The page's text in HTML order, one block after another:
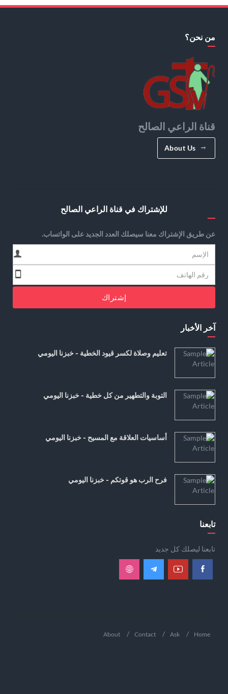
من نحن؟
قناة الراعي الصالح
About Us
للإشتراك في قناة الراعي الصالح
عن طريق الإشتراك معنا سيصلك العدد الجديد على الواتساب.
إشتراك
آخر الأخبار
تعليم وصلاة لكسر قيود الخطية - خبزنا اليومي
التوبة والتطهير من كل خطية - خبزنا اليومي
أساسيات العلاقة مع المسيح - خبزنا اليومي
فرح الرب هو قوتكم - خبزنا اليومي
تابعنا
تابعنا ليصلك كل جديد
Home
Ask
Contact
About